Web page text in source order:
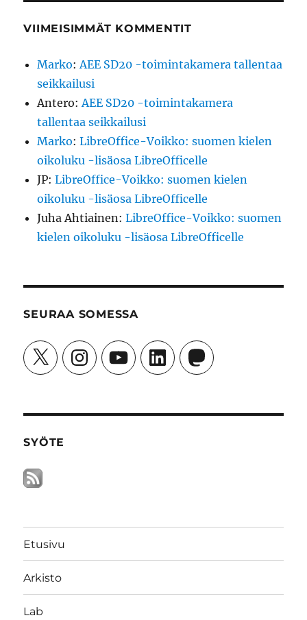
VIIMEISIMMÄT KOMMENTIT
Marko: AEE SD20 -toimintakamera tallentaa
seikkailusi
Antero: AEE SD20 -toimintakamera
tallentaa seikkailusi
Marko:LibreOffice-Voikko: suomen kielen
oikoluku -lisäosa LibreOfficelle
JP:LibreOffice-Voikko: suomen kielen
oikoluku -lisäosa LibreOfficelle
Juha Ahtiainen:LibreOffice-Voikko: suomen
kielen oikoluku -lisäosa LibreOfficelle
SEURAA SOMESSA
X InstagramYouTubeLinkedInMastodon
SYÖTE
Etusivu
Arkisto
Lab